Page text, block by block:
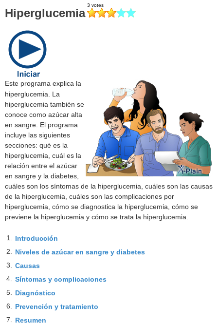
Hiperglucemia
Este programa explica la
hiperglucemia. La
hiperglucemia también se
conoce como azúcar alta
en sangre. El programa
incluye las siguientes
secciones: qué es la
hiperglucemia, cuál es la
relación entre el azúcar
en sangre y la diabetes,
cuáles son los síntomas de la hiperglucemia, cuáles son las causas
de la hiperglucemia, cuáles son las complicaciones por
hiperglucemia, cómo se diagnostica la hiperglucemia, cómo se
previene la hiperglucemia y cómo se trata la hiperglucemia.
1. Introducción
2. Niveles de azúcar en sangre y diabetes
3. Causas
4. Síntomas y complicaciones
5. Diagnóstico
6. Prevención y tratamiento
7. Resumen